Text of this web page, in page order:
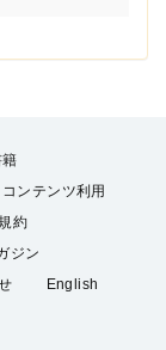
コンテンツ利用
約
ジン
English